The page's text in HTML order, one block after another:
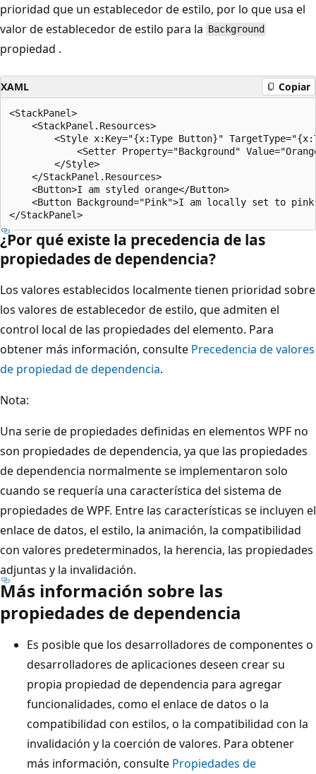
prioridad que un establecedor de estilo, por lo que usa el
valor de establecedor de estilo para la Background
propiedad .
XAML Copiar
<StackPanel>
    <StackPanel.Resources>
<Style x:Key="{x:Type Button}"
<Setter Property="Background"
        </Style>
    </StackPanel.Resources>
    <Button>I am styled orange</Button>
<Button Background="Pink">I am locally set to
¿Por qué existe la precedencia de las
propiedades de dependencia?
Los valores establecidos localmente tienen prioridad sobre
los valores de establecedor de estilo, que admiten el
control local de las propiedades del elemento. Para
obtener más información, consulte Precedencia de valores
de propiedad de dependencia.
Nota:
Una serie de propiedades definidas en elementos WPF no
son propiedades de dependencia, ya que las propiedades
de dependencia normalmente se implementaron solo
cuando se requería una característica del sistema de
propiedades de WPF. Entre las características se incluyen el
enlace de datos, el estilo, la animación, la compatibilidad
con valores predeterminados, la herencia, las propiedades
adjuntas y la invalidación.
Más información sobre las
propiedades de dependencia
Es posible que los desarrolladores de componentes o
desarrolladores de aplicaciones deseen crear su
propia propiedad de dependencia para agregar
funcionalidades, como el enlace de datos o la
compatibilidad con estilos, o la compatibilidad con la
invalidación y la coerción de valores. Para obtener
más información, consulte Propiedades de